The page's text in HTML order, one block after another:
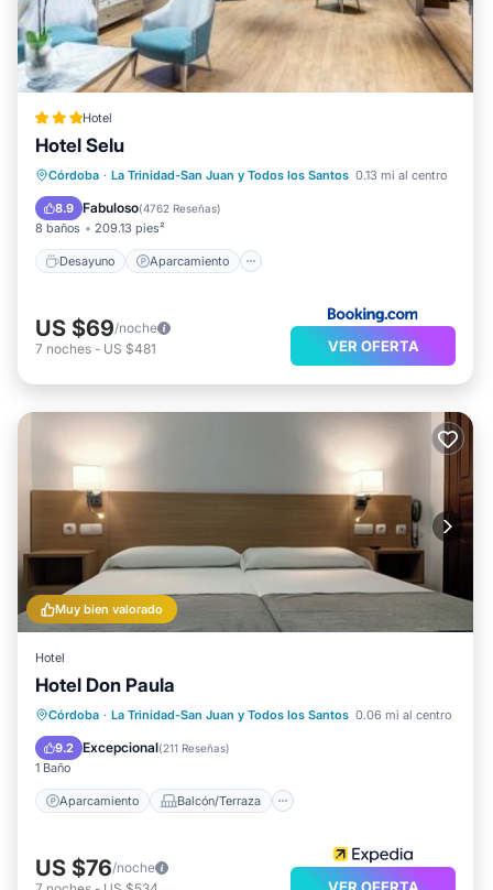
Hotel
Hotel Selu
Córdoba · La Trinidad-San Juan y Todos los Santos 0.13 mi al centro
8.9 Fabuloso(4762 Reseñas)
8 baños 209.13 pies²
Desayuno Aparcamiento
Desayuno
Aparcamiento
Balcón/Terraza
US $69/noche
7 noches - US $481 VER OFERTA
Muy bien valorado
Hotel
Hotel Don Paula
Córdoba · La Trinidad-San Juan y Todos los Santos 0.06 mi al centro
9.2 Excepcional(211 Reseñas)
1 Baño
Aparcamiento Balcón/Terraza
Aparcamiento
Balcón/Terraza
Aire acondicionado
US $76/noche
VER OFERTA